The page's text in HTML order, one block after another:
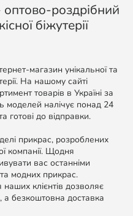
роздрібний
біжутерії
магазин унікальної та
На нашому сайті
товарів в Україні за
моделей налічує понад 24
готові до відправки.
прикрас, розроблених
компанії. Щодня
вас останніми
модних прикрас.
клієнтів дозволяє
а безкоштовна доставка